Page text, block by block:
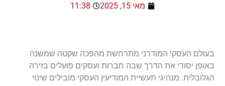
מאי 15, 2025 11:38
בעולם העסקי המודרני מתרחשת מהפכה שקטה שמשנה
באופן יסודי את הדרך שבה חברות ועסקים פועלים בזירה
הגלובלית. מנהיגי תעשיית המודיעין העסקי מובילים שינוי